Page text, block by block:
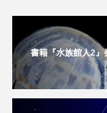
ミンククジラ
メカジキ メガ
メコン川 メゴ
書籍『水族館人2』